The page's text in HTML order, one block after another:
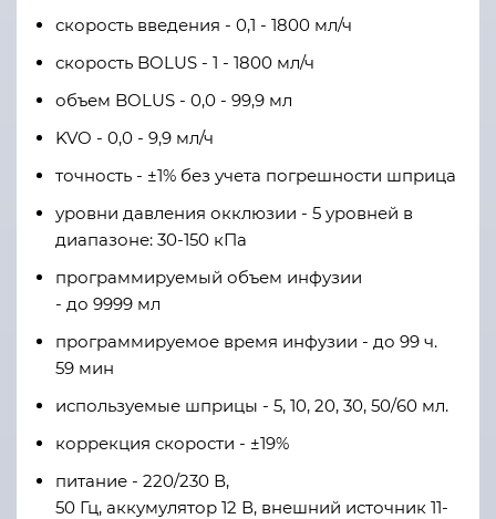
скорость введения - 0,1 - 1800 мл/ч
скорость BOLUS - 1 - 1800 мл/ч
объем BOLUS - 0,0 - 99,9 мл
KVO - 0,0 - 9,9 мл/ч
точность - ±1% без учета погрешности шприца
уровни давления окклюзии - 5 уровней в
диапазоне: 30-150 кПа
программируемый объем инфузии
- до 9999 мл
программируемое время инфузии - до 99 ч.
59 мин
используемые шприцы - 5, 10, 20, 30, 50/60 мл.
коррекция скорости - ±19%
питание - 220/230 В,
50 Гц, аккумулятор 12 В, внешний источник 11-